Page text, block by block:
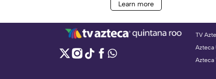
TV
Azteca
Azteca